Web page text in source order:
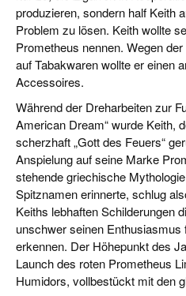
produzieren, sondern half Keith
Problem zu lösen. Keith wollte
Prometheus nennen. Wegen
auf Tabakwaren wollte er einen
Accessoires.
Während der Dreharbeiten zur
American Dream“ wurde Keith,
scherzhaft „Gott des Feuers“
Anspielung auf seine Marke
stehende griechische
Spitznamen erinnerte, schlug
Keiths lebhaften Schilderungen
unschwer seinen
erkennen. Der Höhepunkt des
Launch des roten Prometheus
Humidors, vollbestückt mit den